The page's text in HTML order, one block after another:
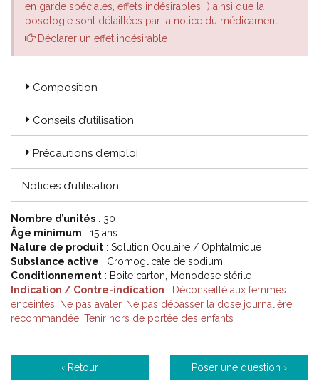
en garde spéciales, effets indésirables...) ainsi que la
posologie sont détaillées par la notice du médicament.
Déclarer un effet indésirable
Composition
Conseils d’utilisation
Précautions d’emploi
Notices d’utilisation
Nombre d’unités : 30
Âge minimum : 15 ans
Nature de produit : Solution Oculaire / Ophtalmique
Substance active : Cromoglicate de sodium
Conditionnement : Boite carton, Monodose stérile
Indication / Contre-indication : Déconseillé aux femmes
enceintes, Ne pas avaler, Ne pas dépasser la dose journalière
recommandée, Tenir hors de portée des enfants
‹ Retour Poser une question ›